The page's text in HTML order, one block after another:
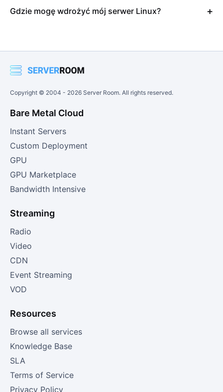
Gdzie mogę wdrożyć mój serwer Linux?
Copyright © 2004 - 2026 Server Room. All rights reserved.
Bare Metal Cloud
Instant Servers
Custom Deployment
GPU
GPU Marketplace
Bandwidth Intensive
Streaming
Radio
Video
CDN
Event Streaming
VOD
Resources
Browse all services
Knowledge Base
SLA
Terms of Service
Privacy Policy